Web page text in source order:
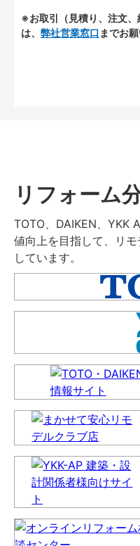
※お取引（見積り、注文
は、 弊社営業窓口 までお
リフォーム
TOTO、DAIKEN、YKK
値向上を目指して、リ
しています。